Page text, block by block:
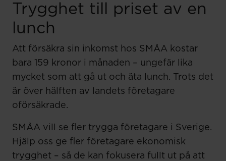
Trygghet till priset av en
lunch
Att försäkra sin inkomst hos SMÅA kostar
bara 159 kronor i månaden – ungefär lika
mycket som att gå ut och äta lunch. Trots det
är över hälften av landets företagare
oförsäkrade.
SMÅA vill se fler trygga företagare i Sverige.
Hjälp oss ge fler företagare ekonomisk
trygghet – så de kan fokusera fullt ut på att